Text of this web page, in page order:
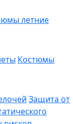
летние
Костюмы
Защита от